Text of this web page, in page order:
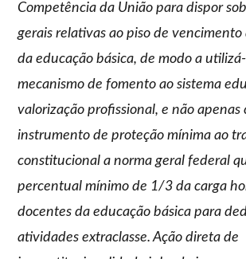
Competência da União para dispor
gerais relativas ao piso de vencimento
da educação básica, de modo a
mecanismo de fomento ao sistema
valorização profissional, e não apenas
instrumento de proteção mínima ao
constitucional a norma geral federal
percentual mínimo de 1/3 da carga
docentes da educação básica para
atividades extraclasse. Ação direta de